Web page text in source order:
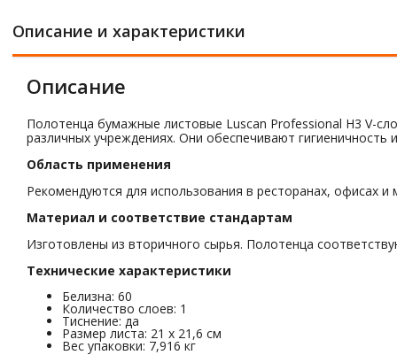
Описание и характеристики
Описание
Полотенца бумажные листовые Luscan Professional H3 V-
различных учреждениях. Они обеспечивают
Область применения
Рекомендуются для использования в ресторанах, офисах
Материал и соответствие стандартам
Изготовлены из вторичного сырья. Полотенца
Технические характеристики
Белизна: 60
Количество слоев: 1
Тиснение: да
Размер листа: 21 x 21,6 см
Вес упаковки: 7,916 кг